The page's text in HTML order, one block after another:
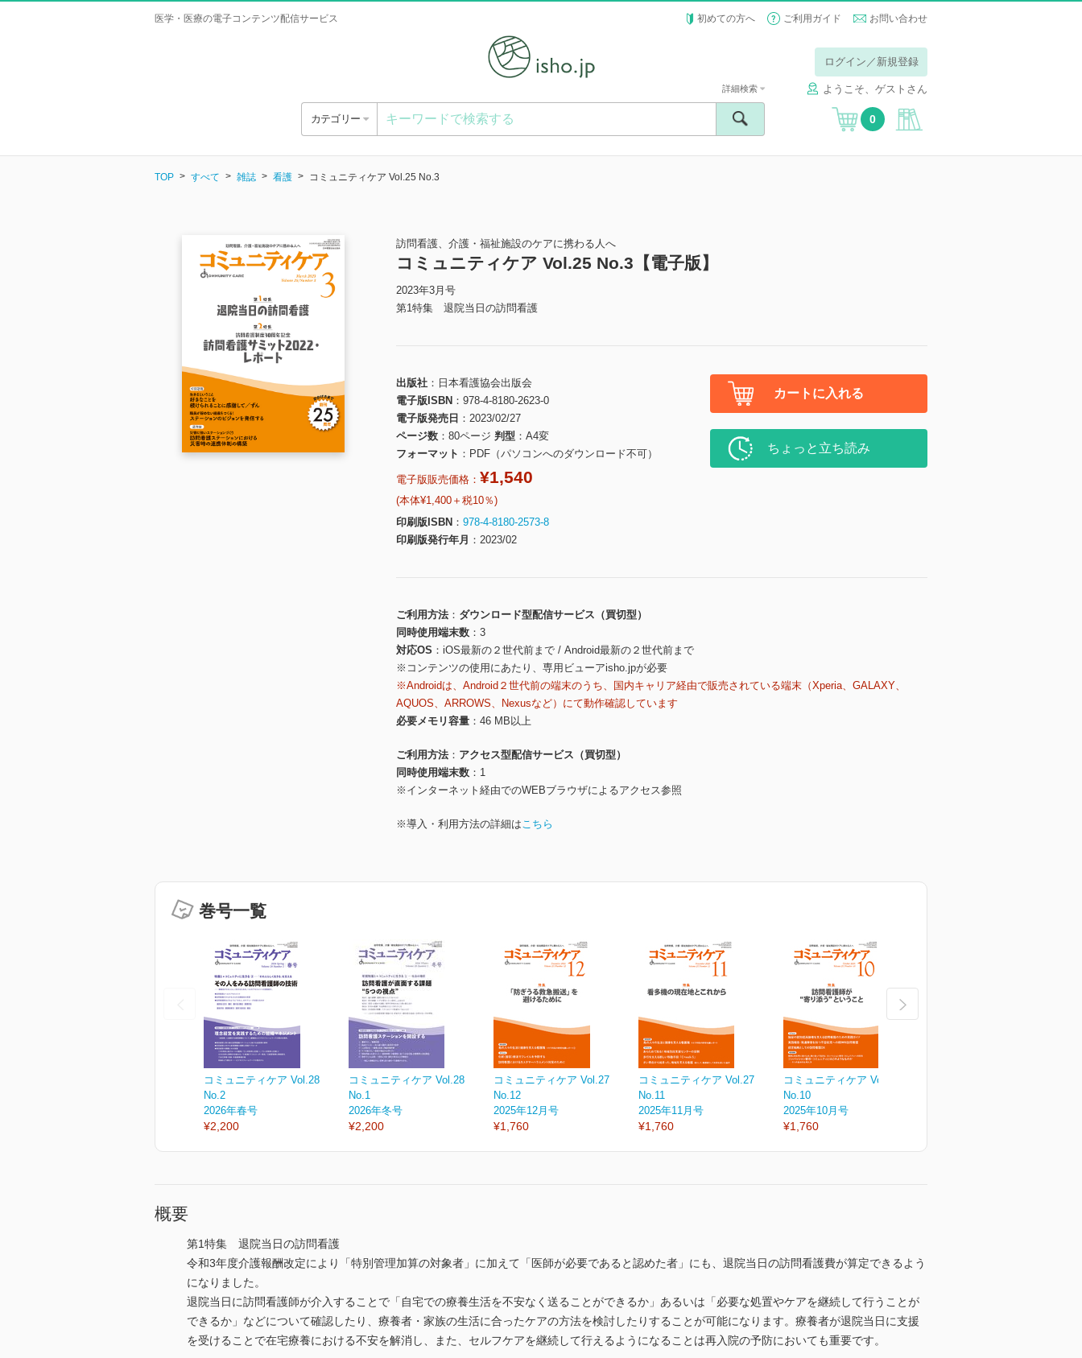
医学・医療の電子コンテンツ配信サービス 初めての方へ ご利用ガイド お問い合わせ
ログイン／新規登録
ようこそ、ゲストさん
カテゴリー
詳細検索
0
TOP すべて 雑誌 看護 コミュニティケア Vol.25 No.3
訪問看護、介護・福祉施設のケアに携わる人へ
コミュニティケア Vol.25 No.3【電子版】
2023年3月号
第1特集 退院当日の訪問看護
出版社
日本看護協会出版会
電子版ISBN
978-4-8180-2623-0
電子版発売日
2023/02/27
ページ数
80ページ 判型
A4変
フォーマット
PDF（パソコンへのダウンロード不可）
電子版販売価格： ¥1,540
(本体¥1,400＋税10％)
印刷版ISBN
978-4-8180-2573-8
印刷版発行年月
2023/02
カートに入れる
ちょっと立ち読み
ご利用方法
ダウンロード型配信サービス（買切型）
同時使用端末数
3
対応OS
iOS最新の２世代前まで / Android最新の２世代前まで
※コンテンツの使用にあたり、専用ビューアisho.jpが必要
※Androidは、Android２世代前の端末のうち、国内キャリア経由で販売されている端末（Xperia、GALAXY、
AQUOS、ARROWS、Nexusなど）にて動作確認しています
必要メモリ容量
46 MB以上
ご利用方法
アクセス型配信サービス（買切型）
同時使用端末数
1
※インターネット経由でのWEBブラウザによるアクセス参照
※導入・利用方法の詳細はこちら
巻号一覧
コミュニティケア Vol.28
No.2
2026年春号
¥2,200
コミュニティケア Vol.28
No.1
2026年冬号
¥2,200
コミュニティケア Vol.27
No.12
2025年12月号
¥1,760
コミュニティケア Vol.27
No.11
2025年11月号
¥1,760
コミュニティケア Vol.27
No.10
2025年10月号
¥1,760
概要
第1特集 退院当日の訪問看護
令和3年度介護報酬改定により「特別管理加算の対象者」に加えて「医師が必要であると認めた者」にも、退院当日の訪問看護費が算定できるよう
になりました。
退院当日に訪問看護師が介入することで「自宅での療養生活を不安なく送ることができるか」あるいは「必要な処置やケアを継続して行うことが
できるか」などについて確認したり、療養者・家族の生活に合ったケアの方法を検討したりすることが可能になります。療養者が退院当日に支援
を受けることで在宅療養における不安を解消し、また、セルフケアを継続して行えるようになることは再入院の予防においても重要です。